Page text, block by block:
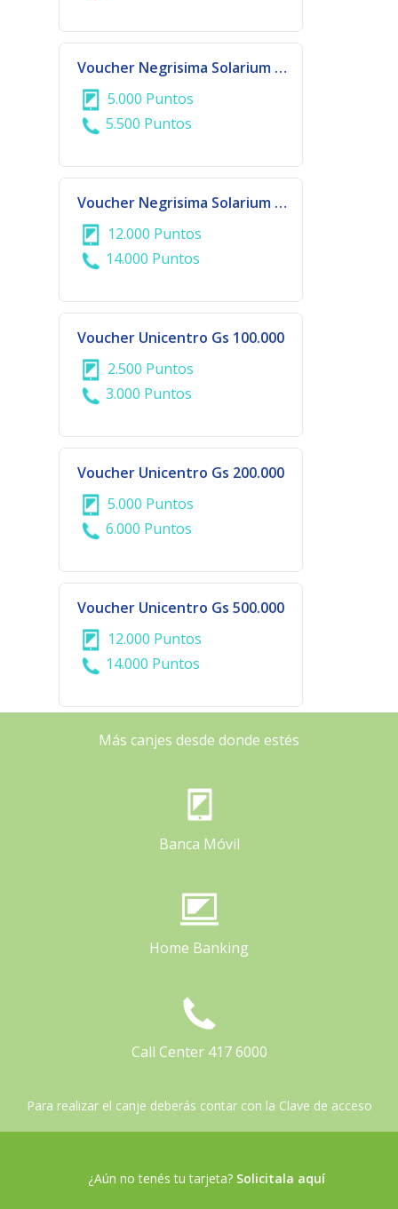
Voucher Negrisima Solarium Gs 200.000
5.000 Puntos
5.500 Puntos
Voucher Negrisima Solarium Gs 500.000
12.000 Puntos
14.000 Puntos
Voucher Unicentro Gs 100.000
2.500 Puntos
3.000 Puntos
Voucher Unicentro Gs 200.000
5.000 Puntos
6.000 Puntos
Voucher Unicentro Gs 500.000
12.000 Puntos
14.000 Puntos
Más canjes desde donde estés
Banca Móvil
Home Banking
Call Center 417 6000
Para realizar el canje deberás contar con la Clave de acceso
¿Aún no tenés tu tarjeta? Solicitala aquí